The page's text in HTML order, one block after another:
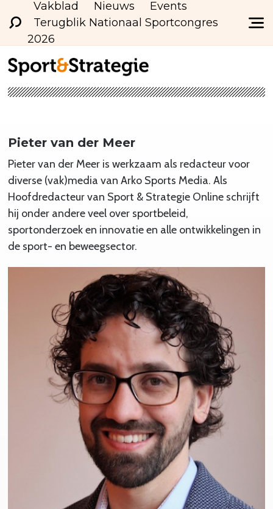
Vakblad Nieuws
Events
Terugblik Nationaal Sportcongres
2026
Pieter van der Meer
Pieter van der Meer is werkzaam als redacteur voor
diverse (vak)media van Arko Sports Media. Als
Hoofdredacteur van Sport & Strategie Online schrijft
hij onder andere veel over sportbeleid,
sportonderzoek en innovatie en alle ontwikkelingen in
de sport- en beweegsector.